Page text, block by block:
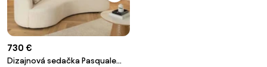
730 €
Dizajnová sedačka Pasquale